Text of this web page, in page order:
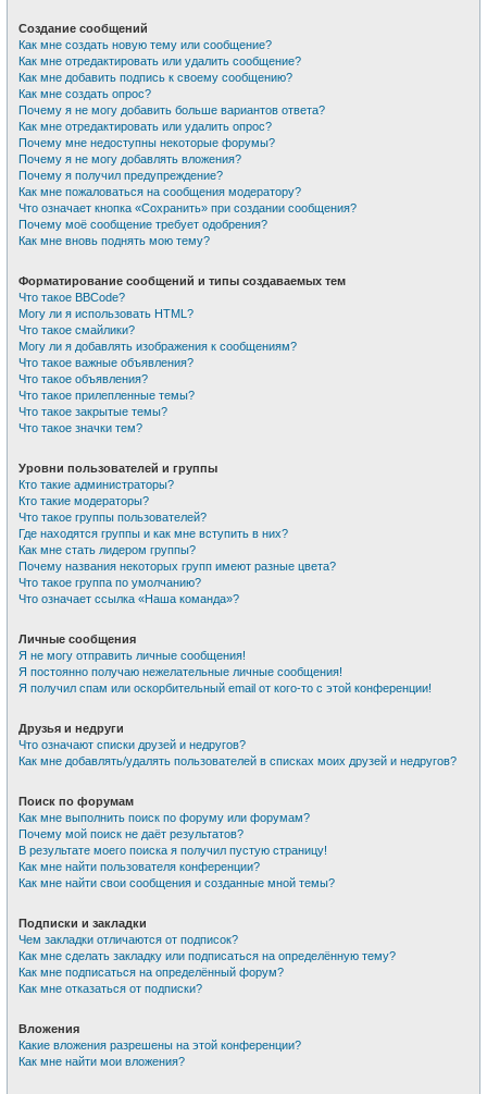
Создание сообщений
Как мне создать новую тему или сообщение?
Как мне отредактировать или удалить сообщение?
Как мне добавить подпись к своему сообщению?
Как мне создать опрос?
Почему я не могу добавить больше вариантов ответа?
Как мне отредактировать или удалить опрос?
Почему мне недоступны некоторые форумы?
Почему я не могу добавлять вложения?
Почему я получил предупреждение?
Как мне пожаловаться на сообщения модератору?
Что означает кнопка «Сохранить» при создании сообщения?
Почему моё сообщение требует одобрения?
Как мне вновь поднять мою тему?
Форматирование сообщений и типы создаваемых тем
Что такое BBCode?
Могу ли я использовать HTML?
Что такое смайлики?
Могу ли я добавлять изображения к сообщениям?
Что такое важные объявления?
Что такое объявления?
Что такое прилепленные темы?
Что такое закрытые темы?
Что такое значки тем?
Уровни пользователей и группы
Кто такие администраторы?
Кто такие модераторы?
Что такое группы пользователей?
Где находятся группы и как мне вступить в них?
Как мне стать лидером группы?
Почему названия некоторых групп имеют разные цвета?
Что такое группа по умолчанию?
Что означает ссылка «Наша команда»?
Личные сообщения
Я не могу отправить личные сообщения!
Я постоянно получаю нежелательные личные сообщения!
Я получил спам или оскорбительный email от кого-то с этой конференции!
Друзья и недруги
Что означают списки друзей и недругов?
Как мне добавлять/удалять пользователей в списках моих друзей и недругов?
Поиск по форумам
Как мне выполнить поиск по форуму или форумам?
Почему мой поиск не даёт результатов?
В результате моего поиска я получил пустую страницу!
Как мне найти пользователя конференции?
Как мне найти свои сообщения и созданные мной темы?
Подписки и закладки
Чем закладки отличаются от подписок?
Как мне сделать закладку или подписаться на определённую тему?
Как мне подписаться на определённый форум?
Как мне отказаться от подписки?
Вложения
Какие вложения разрешены на этой конференции?
Как мне найти мои вложения?